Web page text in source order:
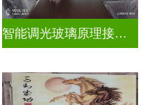
智能调光玻璃原理接线图片